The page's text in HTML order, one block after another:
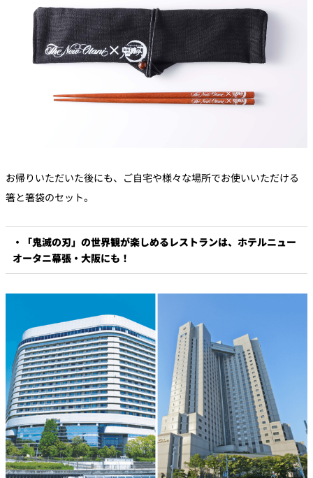
お帰りいただいた後にも、ご自宅や様々な場所でお使いいただける
箸と箸袋のセット。
・「鬼滅の刃」の世界観が楽しめるレストランは、ホテルニュー
オータニ幕張・大阪にも！